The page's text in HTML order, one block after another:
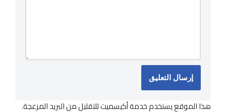
هذا الموقع يستخدم خدمة أكيسميت للتقليل من البريد المزعجة.